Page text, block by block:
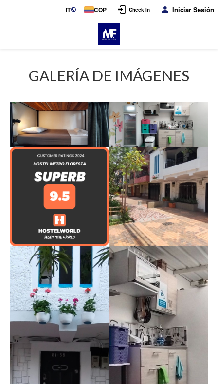
IT COP Check In Iniciar Sesión
GALERÍA DE IMÁGENES